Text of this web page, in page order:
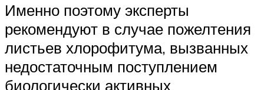
Именно поэтому эксперты
рекомендуют в случае пожелтения
листьев хлорофитума, вызванных
недостаточным поступлением
биологически активных